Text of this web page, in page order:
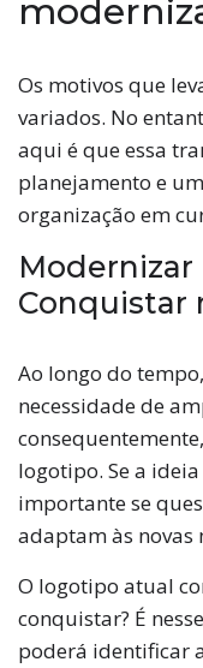
Os motivos que
variados. No
aqui é que essa
planejamento e
organização em
Conquistar
Ao longo do
necessidade de
logotipo. Se a
importante se
adaptam às novas
O logotipo atual
conquistar? É
poderá identificar